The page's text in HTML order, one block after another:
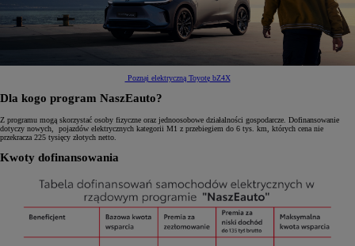
Poznaj elektryczną Toyotę bZ4X
Dla kogo program NaszEauto?
Z programu mogą skorzystać osoby fizyczne oraz jednoosobowe działalności gospodarcze. Dofinansowanie
dotyczy nowych, pojazdów elektrycznych kategorii M1 z przebiegiem do 6 tys. km, których cena nie
przekracza 225 tysięcy złotych netto.
Kwoty dofinansowania